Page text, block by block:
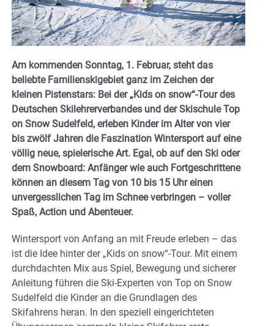
Am kommenden Sonntag, 1. Februar, steht das
beliebte Familienskigebiet ganz im Zeichen der
kleinen Pistenstars: Bei der „Kids on snow“-Tour des
Deutschen Skilehrerverbandes und der Skischule Top
on Snow Sudelfeld, erleben Kinder im Alter von vier
bis zwölf Jahren die Faszination Wintersport auf eine
völlig neue, spielerische Art. Egal, ob auf den Ski oder
dem Snowboard: Anfänger wie auch Fortgeschrittene
können an diesem Tag von 10 bis 15 Uhr einen
unvergesslichen Tag im Schnee verbringen – voller
Spaß, Action und Abenteuer.
Wintersport von Anfang an mit Freude erleben – das
ist die Idee hinter der „Kids on snow“-Tour. Mit einem
durchdachten Mix aus Spiel, Bewegung und sicherer
Anleitung führen die Ski-Experten von Top on Snow
Sudelfeld die Kinder an die Grundlagen des
Skifahrens heran. In den speziell eingerichteten